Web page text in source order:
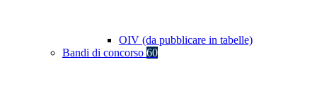
OIV (da pubblicare in tabelle)
Bandi di concorso 60